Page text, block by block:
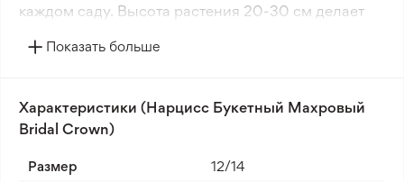
каждом саду. Высота растения 20-30 см делает
клумб или в горшках, где оно сможет выступать
роскошно махровые, привлекают внимание своей
элегантностью и красотой.
Этот сорт известен своей морозостойкостью в
условиях зоны 3-4, что делает его отличным
Показать больше
Характеристики (Нарцисс Букетный Махровый
Bridal Crown)
Размер
12/14